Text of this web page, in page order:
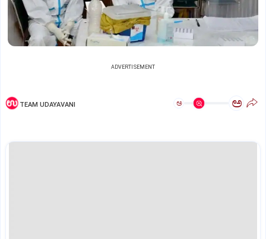
ADVERTISEMENT
TEAM UDAYAVANI ಅ ಅ